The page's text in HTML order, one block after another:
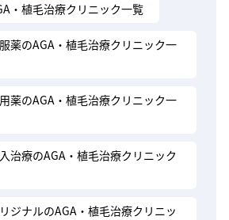
・植毛治療クリニック一覧
薬のAGA・植毛治療クリニック一
薬のAGA・植毛治療クリニック一
治療のAGA・植毛治療クリニック
ジナルのAGA・植毛治療クリニッ